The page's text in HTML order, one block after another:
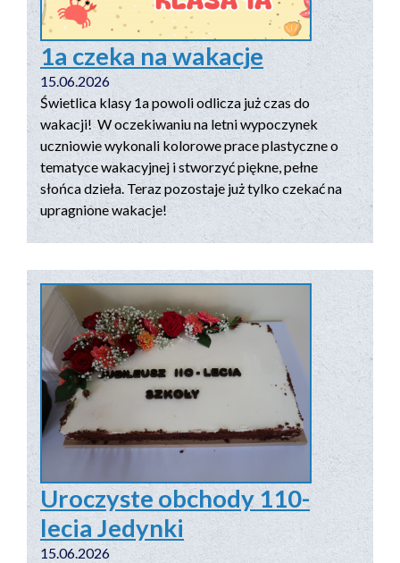
1a czeka na wakacje
15.06.2026
Świetlica klasy 1a powoli odlicza już czas do
wakacji! ️ W oczekiwaniu na letni wypoczynek
uczniowie wykonali kolorowe prace plastyczne o
tematyce wakacyjnej i stworzyć piękne, pełne
słońca dzieła. Teraz pozostaje już tylko czekać na
upragnione wakacje! ️
Uroczyste obchody 110-
lecia Jedynki
15.06.2026